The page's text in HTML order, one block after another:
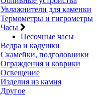
Увлажнители для каменки
Термометры и гигрометры
Часы
Песочные часы
Ведра и кадушки
Скамейки, подголовники
Ограждения и коврики
Освещение
Изделия из камня
Другое